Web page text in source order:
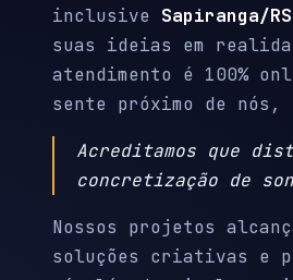
inclusive Sapiranga/RS
suas ideias em
atendimento é 100%
sente próximo de nós,
Acreditamos que
concretização de
Nossos projetos
soluções criativas e